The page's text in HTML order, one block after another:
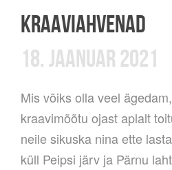
KRAAVIAHVENAD
18. JAANUAR 2021
Mis võiks olla veel
kraavimõõtu ojast aplalt
neile sikuska nina ette
küll Peipsi järv ja Pärnu